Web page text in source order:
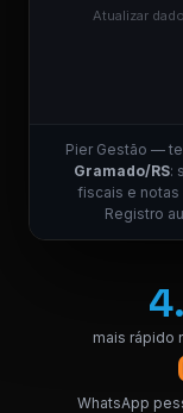
Atualizar
Pier Gestão —
Gramado/RS:
fiscais e notas
Registro
mais rápido
WhatsApp